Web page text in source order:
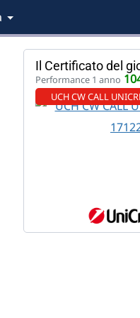
Il Certificato del
Performance 1 anno
UCH CW CALL